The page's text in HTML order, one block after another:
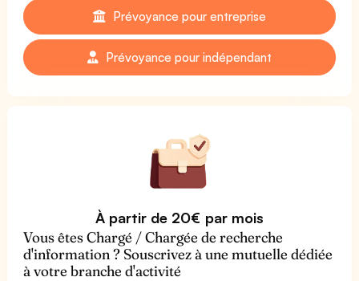
Prévoyance pour entreprise
Prévoyance pour indépendant
À partir de 20€ par mois
Vous êtes Chargé / Chargée de recherche
d'information ? Souscrivez à une mutuelle dédiée
à votre branche d'activité